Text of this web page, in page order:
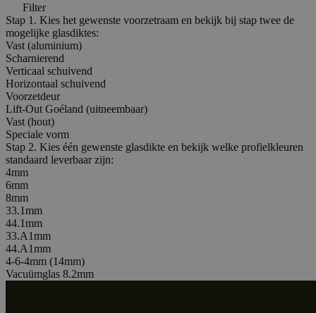
Filter
Stap 1. Kies het gewenste voorzetraam en bekijk bij stap twee de
mogelijke glasdiktes:
Vast (aluminium)
Scharnierend
Verticaal schuivend
Horizontaal schuivend
Voorzetdeur
Lift-Out Goéland (uitneembaar)
Vast (hout)
Speciale vorm
Stap 2. Kies één gewenste glasdikte en bekijk welke profielkleuren
standaard leverbaar zijn:
4mm
6mm
8mm
33.1mm
44.1mm
33.A1mm
44.A1mm
4-6-4mm (14mm)
Vacuümglas 8.2mm